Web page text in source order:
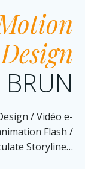
Design
/ Vidéo e-
Flash /
Storyline…